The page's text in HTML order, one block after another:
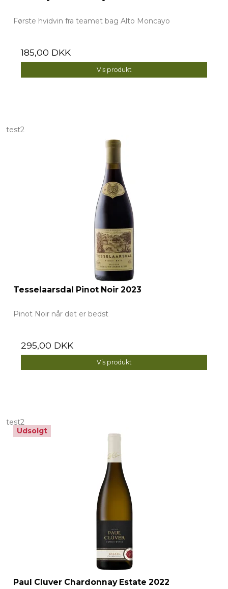
Første hvidvin fra teamet bag Alto Moncayo
185,00 DKK
Vis produkt
test2
Tesselaarsdal Pinot Noir 2023
Pinot Noir når det er bedst
295,00 DKK
Vis produkt
Udsolgt
test2
Paul Cluver Chardonnay Estate 2022